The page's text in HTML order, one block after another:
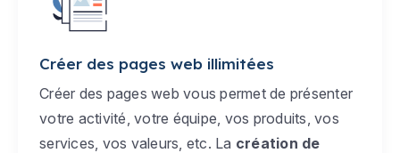
Créer des pages web illimitées
Créer des pages web vous permet de présenter
votre activité, votre équipe, vos produits, vos
services, vos valeurs, etc. La création de